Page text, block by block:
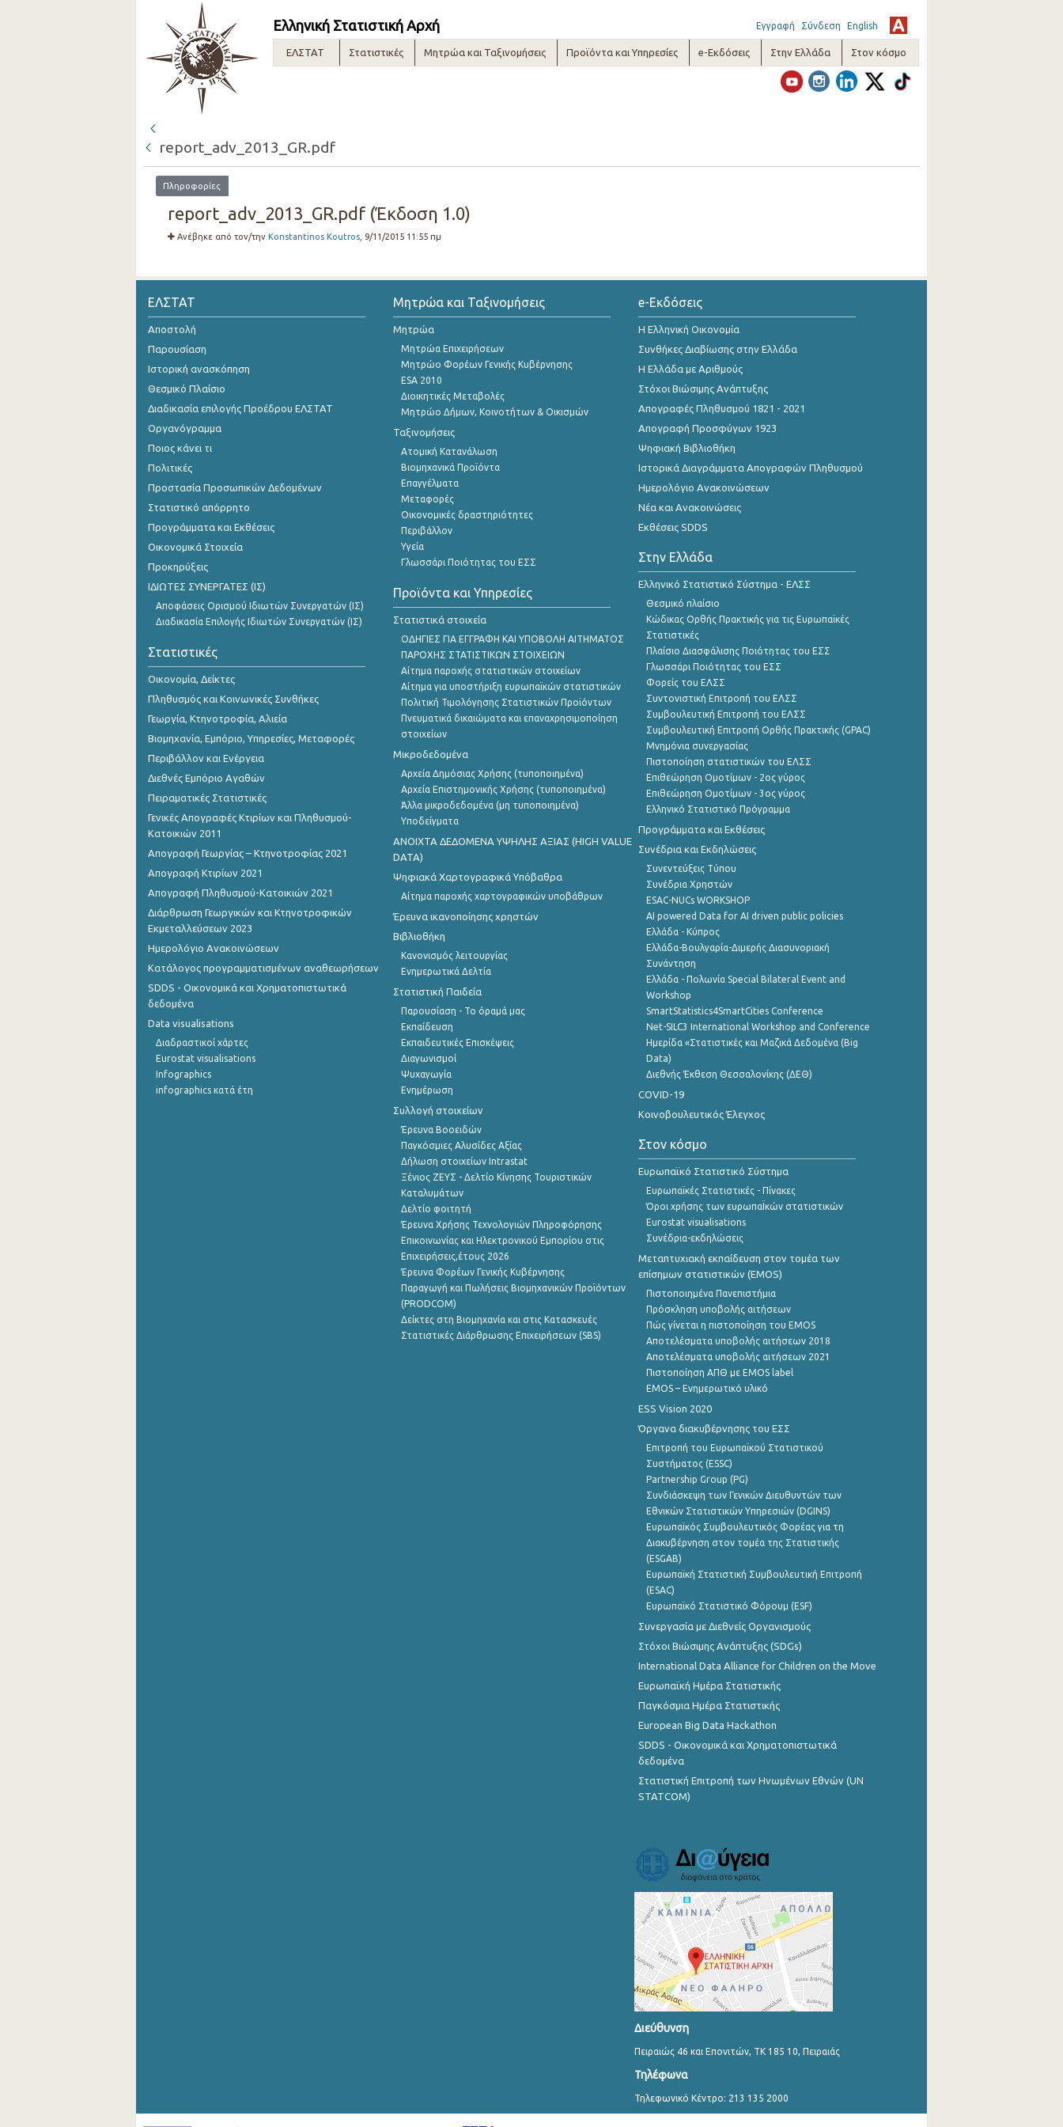
Ελληνική Στατιστική Αρχή Εγγραφή Σύνδεση English
ΕΛΣΤΑΤ Στατιστικές Μητρώα και Ταξινομήσεις Προϊόντα και Υπηρεσίες e-Εκδόσεις Στην Ελλάδα Στον κόσμο
report_adv_2013_GR.pdf
Πληροφορίες
report_adv_2013_GR.pdf (Έκδοση 1.0)
Ανέβηκε από τον/την Konstantinos Koutros, 9/11/2015 11:55 πμ
ΕΛΣΤΑΤ
Αποστολή
Παρουσίαση
Ιστορική ανασκόπηση
Θεσμικό Πλαίσιο
Διαδικασία επιλογής Προέδρου ΕΛΣΤΑΤ
Οργανόγραμμα
Ποιος κάνει τι
Πολιτικές
Προστασία Προσωπικών Δεδομένων
Στατιστικό απόρρητο
Προγράμματα και Εκθέσεις
Οικονομικά Στοιχεία
Προκηρύξεις
ΙΔΙΩΤΕΣ ΣΥΝΕΡΓΑΤΕΣ (ΙΣ)
Αποφάσεις Ορισμού Ιδιωτών Συνεργατών (ΙΣ)
Διαδικασία Επιλογής Ιδιωτών Συνεργατών (ΙΣ)
Στατιστικές
Οικονομία, Δείκτες
Πληθυσμός και Κοινωνικές Συνθήκες
Γεωργία, Κτηνοτροφία, Αλιεία
Βιομηχανία, Εμπόριο, Υπηρεσίες, Μεταφορές
Περιβάλλον και Ενέργεια
Διεθνές Εμπόριο Αγαθών
Πειραματικές Στατιστικές
Γενικές Απογραφές Κτιρίων και Πληθυσμού-
Κατοικιών 2011
Απογραφή Γεωργίας – Κτηνοτροφίας 2021
Απογραφή Κτιρίων 2021
Απογραφή Πληθυσμού-Κατοικιών 2021
Διάρθρωση Γεωργικών και Κτηνοτροφικών
Εκμεταλλεύσεων 2023
Ημερολόγιο Ανακοινώσεων
Κατάλογος προγραμματισμένων αναθεωρήσεων
SDDS - Οικονομικά και Χρηματοπιστωτικά
δεδομένα
Data visualisations
Διαδραστικοί χάρτες
Eurostat visualisations
Infographics
infographics κατά έτη
Μητρώα και Ταξινομήσεις
Μητρώα
Μητρώα Επιχειρήσεων
Μητρώο Φορέων Γενικής Κυβέρνησης
ESA 2010
Διοικητικές Μεταβολές
Μητρώο Δήμων, Κοινοτήτων & Οικισμών
Ταξινομήσεις
Ατομική Κατανάλωση
Βιομηχανικά Προϊόντα
Επαγγέλματα
Μεταφορές
Οικονομικές δραστηριότητες
Περιβάλλον
Υγεία
Γλωσσάρι Ποιότητας του ΕΣΣ
Προϊόντα και Υπηρεσίες
Στατιστικά στοιχεία
ΟΔΗΓΙΕΣ ΓΙΑ ΕΓΓΡΑΦΗ ΚΑΙ ΥΠΟΒΟΛΗ ΑΙΤΗΜΑΤΟΣ
ΠΑΡΟΧΗΣ ΣΤΑΤΙΣΤΙΚΩΝ ΣΤΟΙΧΕΙΩΝ
Αίτημα παροχής στατιστικών στοιχείων
Αίτημα για υποστήριξη ευρωπαϊκών στατιστικών
Πολιτική Τιμολόγησης Στατιστικών Προϊόντων
Πνευματικά δικαιώματα και επαναχρησιμοποίηση
στοιχείων
Μικροδεδομένα
Αρχεία Δημόσιας Χρήσης (τυποποιημένα)
Αρχεία Επιστημονικής Χρήσης (τυποποιημένα)
Άλλα μικροδεδομένα (μη τυποποιημένα)
Υποδείγματα
ANOIXTA ΔΕΔΟΜΕΝΑ ΥΨΗΛΗΣ ΑΞΙΑΣ (HIGH VALUE
DATA)
Ψηφιακά Χαρτογραφικά Υπόβαθρα
Αίτημα παροχής χαρτογραφικών υποβάθρων
Έρευνα ικανοποίησης χρηστών
Βιβλιοθήκη
Κανονισμός λειτουργίας
Ενημερωτικά Δελτία
Στατιστική Παιδεία
Παρουσίαση - Το όραμά μας
Εκπαίδευση
Εκπαιδευτικές Επισκέψεις
Διαγωνισμοί
Ψυχαγωγία
Ενημέρωση
Συλλογή στοιχείων
Έρευνα Βοοειδών
Παγκόσμιες Αλυσίδες Αξίας
Δήλωση στοιχείων Intrastat
Ξένιος ΖΕΥΣ - Δελτίο Κίνησης Τουριστικών
Καταλυμάτων
Δελτίο φοιτητή
Έρευνα Χρήσης Τεχνολογιών Πληροφόρησης
Επικοινωνίας και Ηλεκτρονικού Εμπορίου στις
Επιχειρήσεις,έτους 2026
Έρευνα Φορέων Γενικής Κυβέρνησης
Παραγωγή και Πωλήσεις Βιομηχανικών Προϊόντων
(PRODCOM)
Δείκτες στη Βιομηχανία και στις Κατασκευές
Στατιστικές Διάρθρωσης Επιχειρήσεων (SBS)
e-Εκδόσεις
Η Ελληνική Οικονομία
Συνθήκες Διαβίωσης στην Ελλάδα
Η Ελλάδα με Αριθμούς
Στόχοι Βιώσιμης Ανάπτυξης
Απογραφές Πληθυσμού 1821 - 2021
Απογραφή Προσφύγων 1923
Ψηφιακή Βιβλιοθήκη
Ιστορικά Διαγράμματα Απογραφών Πληθυσμού
Ημερολόγιο Ανακοινώσεων
Νέα και Ανακοινώσεις
Εκθέσεις SDDS
Στην Ελλάδα
Ελληνικό Στατιστικό Σύστημα - ΕΛΣΣ
Θεσμικό πλαίσιο
Κώδικας Ορθής Πρακτικής για τις Ευρωπαϊκές
Στατιστικές
Πλαίσιο Διασφάλισης Ποιότητας του ΕΣΣ
Γλωσσάρι Ποιότητας του ΕΣΣ
Φορείς του ΕΛΣΣ
Συντονιστική Επιτροπή του ΕΛΣΣ
Συμβουλευτική Επιτροπή του ΕΛΣΣ
Συμβουλευτική Επιτροπή Ορθής Πρακτικής (GPAC)
Μνημόνια συνεργασίας
Πιστοποίηση στατιστικών του ΕΛΣΣ
Επιθεώρηση Ομοτίμων - 2ος γύρος
Επιθεώρηση Ομοτίμων - 3ος γύρος
Ελληνικό Στατιστικό Πρόγραμμα
Προγράμματα και Εκθέσεις
Συνέδρια και Εκδηλώσεις
Συνεντεύξεις Τύπου
Συνέδρια Χρηστών
ESAC-NUCs WORKSHOP
AI powered Data for AI driven public policies
Ελλάδα - Κύπρος
Ελλάδα-Βουλγαρία-Διμερής Διασυνοριακή
Συνάντηση
Ελλάδα - Πολωνία Special Bilateral Event and
Workshop
SmartStatistics4SmartCities Conference
Net-SILC3 International Workshop and Conference
Ημερίδα «Στατιστικές και Μαζικά Δεδομένα (Big
Data)
Διεθνής Έκθεση Θεσσαλονίκης (ΔΕΘ)
COVID-19
Κοινοβουλευτικός Έλεγχος
Στον κόσμο
Ευρωπαϊκό Στατιστικό Σύστημα
Ευρωπαϊκές Στατιστικές - Πίνακες
Όροι χρήσης των ευρωπαΪκών στατιστικών
Eurostat visualisations
Συνέδρια-εκδηλώσεις
Μεταπτυχιακή εκπαίδευση στον τομέα των
επίσημων στατιστικών (EMOS)
Πιστοποιημένα Πανεπιστήμια
Πρόσκληση υποβολής αιτήσεων
Πώς γίνεται η πιστοποίηση του EMOS
Αποτελέσματα υποβολής αιτήσεων 2018
Αποτελέσματα υποβολής αιτήσεων 2021
Πιστοποίηση ΑΠΘ με EMOS label
EMOS – Ενημερωτικό υλικό
ESS Vision 2020
Όργανα διακυβέρνησης του ΕΣΣ
Επιτροπή του Ευρωπαϊκού Στατιστικού
Συστήματος (ESSC)
Partnership Group (PG)
Συνδιάσκεψη των Γενικών Διευθυντών των
Εθνικών Στατιστικών Υπηρεσιών (DGINS)
Ευρωπαϊκός Συμβουλευτικός Φορέας για τη
Διακυβέρνηση στον τομέα της Στατιστικής
(ESGAB)
Ευρωπαϊκή Στατιστική Συμβουλευτική Επιτροπή
(ESAC)
Ευρωπαϊκό Στατιστικό Φόρουμ (ESF)
Συνεργασία με Διεθνείς Οργανισμούς
Στόχοι Βιώσιμης Ανάπτυξης (SDGs)
International Data Alliance for Children on the Move
Ευρωπαϊκή Ημέρα Στατιστικής
Παγκόσμια Ημέρα Στατιστικής
European Big Data Hackathon
SDDS - Οικονομικά και Χρηματοπιστωτικά
δεδομένα
Στατιστική Επιτροπή των Ηνωμένων Εθνών (UN
STATCOM)
Διεύθυνση
Πειραιώς 46 και Επονιτών, ΤΚ 185 10, Πειραιάς
Τηλέφωνα
Τηλεφωνικό Κέντρο: 213 135 2000